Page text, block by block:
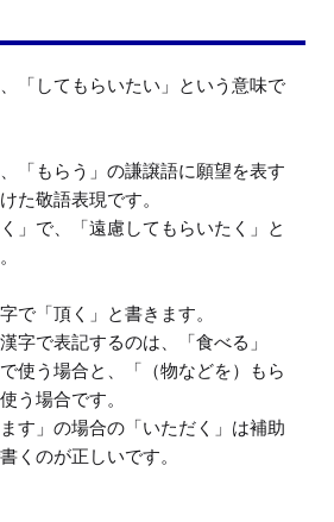
「してもらいたい」という意味で
「もらう」の謙譲語に願望を表す
た敬語表現です。
」で、「遠慮してもらいたく」と
で「頂く」と書きます。
字で表記するのは、「食べる」
使う場合と、「（物などを）もら
う場合です。
す」の場合の「いただく」は補助
くのが正しいです。